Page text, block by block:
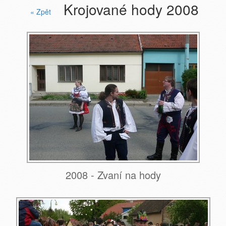
« Zpět Krojované hody 2008
2008 - Zvaní na hody